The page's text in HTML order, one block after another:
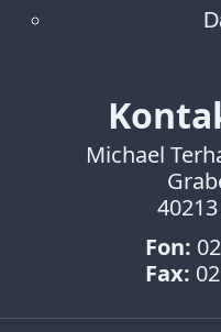
Michael
Fon:
Fax: